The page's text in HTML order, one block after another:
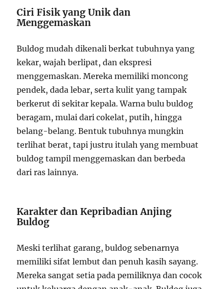
Ciri Fisik yang Unik dan
Menggemaskan
Buldog mudah dikenali berkat tubuhnya yang
kekar, wajah berlipat, dan ekspresi
menggemaskan. Mereka memiliki moncong
pendek, dada lebar, serta kulit yang tampak
berkerut di sekitar kepala. Warna bulu buldog
beragam, mulai dari cokelat, putih, hingga
belang-belang. Bentuk tubuhnya mungkin
terlihat berat, tapi justru itulah yang membuat
buldog tampil menggemaskan dan berbeda
dari ras lainnya.
Karakter dan Kepribadian Anjing
Buldog
Meski terlihat garang, buldog sebenarnya
memiliki sifat lembut dan penuh kasih sayang.
Mereka sangat setia pada pemiliknya dan cocok